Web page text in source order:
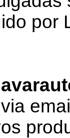
por